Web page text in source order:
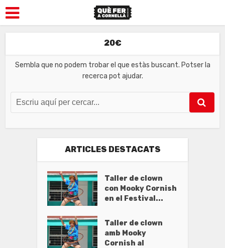
20€
Sembla que no podem trobar el que estàs buscant. Potser la
recerca pot ajudar.
ARTICLES DESTACATS
Taller de clown
con Mooky Cornish
en el Festival...
Taller de clown
amb Mooky
Cornish al